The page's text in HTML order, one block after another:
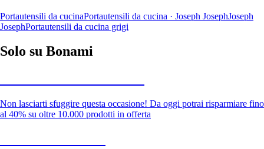
Portautensili da cucinaPortautensili da cucina · Joseph JosephJoseph
JosephPortautensili da cucina grigi
Solo su Bonami
Non lasciarti sfuggire questa occasione! Da oggi potrai risparmiare fino
al 40% su oltre 10.000 prodotti in offerta